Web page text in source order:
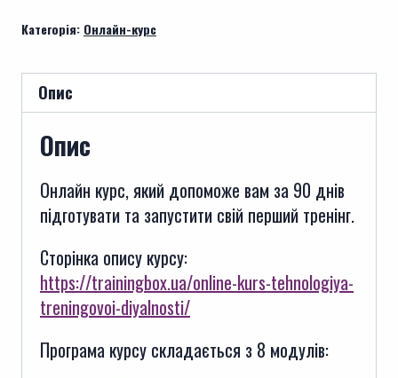
діяльності
пакет
"Максимум"
кількість
Категорія: Онлайн-курс
Опис
Опис
Онлайн курс, який допоможе вам за 90 днів
підготувати та запустити свій перший тренінг.
Сторінка опису курсу:
https://trainingbox.ua/online-kurs-tehnologiya-
treningovoi-diyalnosti/
Програма курсу складається з 8 модулів: